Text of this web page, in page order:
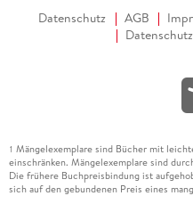
Datenschutz AGB
1 Mängelexemplare sind Bücher mit
einschränken. Mängelexemplare sind
Die frühere Buchpreisbindung ist
sich auf den gebundenen Preis eines